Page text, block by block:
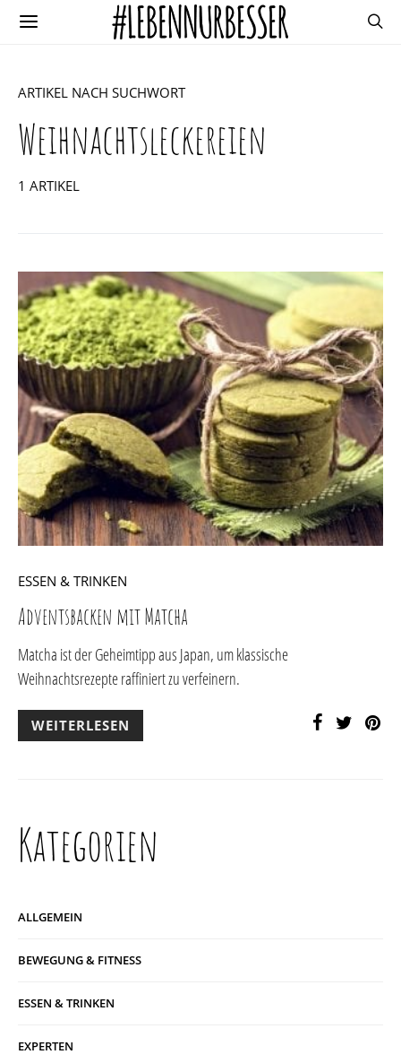
ARTIKEL NACH SUCHWORT
Weihnachtsleckereien
1 ARTIKEL
ESSEN & TRINKEN
Adventsbacken mit Matcha
Matcha ist der Geheimtipp aus Japan, um klassische
Weihnachtsrezepte raffiniert zu verfeinern.
WEITERLESEN
Kategorien
ALLGEMEIN
BEWEGUNG & FITNESS
ESSEN & TRINKEN
EXPERTEN